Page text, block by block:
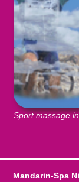
Sport massage
Mandarin-Spa